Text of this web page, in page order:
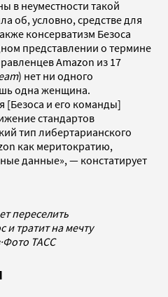
в неуместности такой
об, условно, средстве для
консерватизм Безоса
представлении о термине
Amazon из 17
) нет ни одного
одна женщина.
[Безоса и его команды]
стандартов
тип либертарианского
как меритократию,
данные», — констатирует
переселить
и тратит на мечту
·Фото ТАСС